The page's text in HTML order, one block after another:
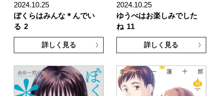
2024.10.25
ぼくらはみんな＊んでい
る 2
詳しく見る
2024.10.25
ゆうべはお楽しみでした
ね 11
詳しく見る